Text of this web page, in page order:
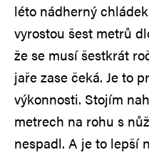
léto nádherný
vyrostou šest metrů
že se musí šestkrát
jaře zase čeká. Je to
výkonnosti. Stojím
metrech na rohu s
nespadl. A je to lepší